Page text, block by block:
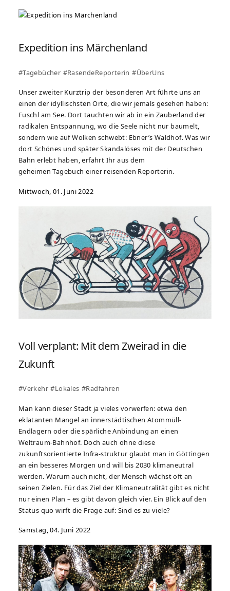
Expedition ins Märchenland
#Tagebücher #RasendeReporterin #ÜberUns
Unser zweiter Kurztrip der besonderen Art führte uns an
einen der idyllischsten Orte, die wir jemals gesehen haben:
Fuschl am See. Dort tauchten wir ab in ein Zauberland der
radikalen Entspannung, wo die Seele nicht nur baumelt,
sondern wie auf Wolken schwebt: Ebner’s Waldhof. Was wir
dort Schönes und später Skandalöses mit der Deutschen
Bahn erlebt haben, erfahrt Ihr aus dem
geheimen Tagebuch einer reisenden Reporterin.
Mittwoch, 01. Juni 2022
Voll verplant: Mit dem Zweirad in die
Zukunft
#Verkehr #Lokales #Radfahren
Man kann dieser Stadt ja vieles vorwerfen: etwa den
eklatanten Mangel an innerstädtischen Atommüll-
Endlagern oder die spärliche Anbindung an einen
Weltraum-Bahnhof. Doch auch ohne diese
zukunftsorientierte Infra-struktur glaubt man in Göttingen
an ein besseres Morgen und will bis 2030 klimaneutral
werden. Warum auch nicht, der Mensch wächst oft an
seinen Zielen. Für das Ziel der Klimaneutralität gibt es nicht
nur einen Plan – es gibt davon gleich vier. Ein Blick auf den
Status quo wirft die Frage auf: Sind es zu viele?
Samstag, 04. Juni 2022